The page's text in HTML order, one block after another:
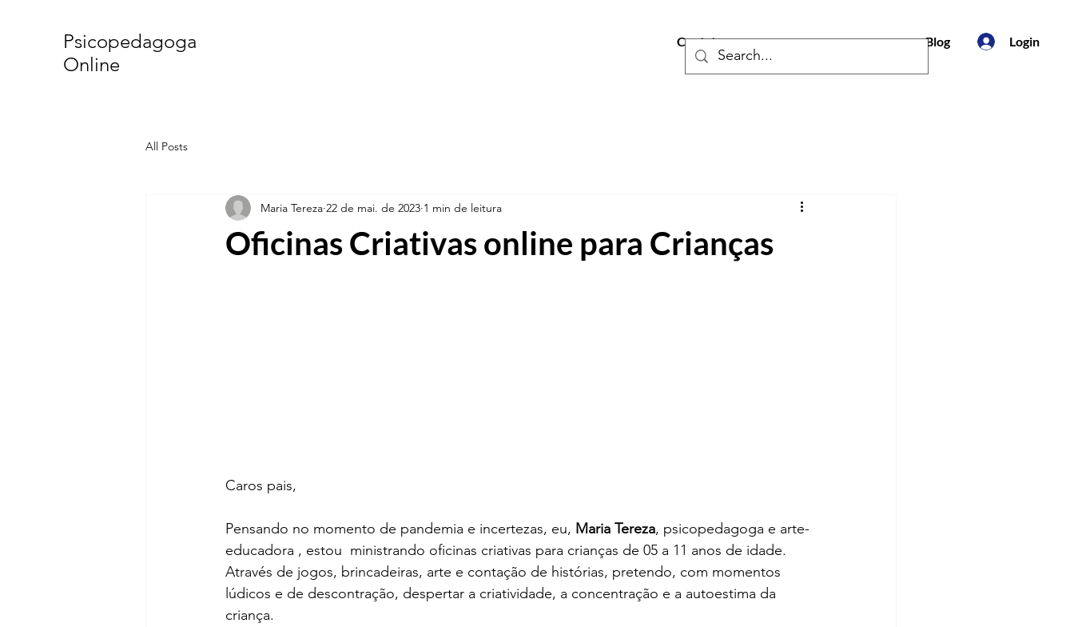
Psicopedagoga
Online
Contato Blog Login
All Posts
Oficinas Criativas online para Crianças
Maria Tereza 22 de mai. de 2023 1 min de leitura
Caros pais,
Pensando no momento de pandemia e incertezas, eu, Maria Tereza, psicopedagoga e arte-
educadora , estou  ministrando oficinas criativas para crianças de 05 a 11 anos de idade.
Através de jogos, brincadeiras, arte e contação de histórias, pretendo, com momentos
lúdicos e de descontração, despertar a criatividade, a concentração e a autoestima da
criança.